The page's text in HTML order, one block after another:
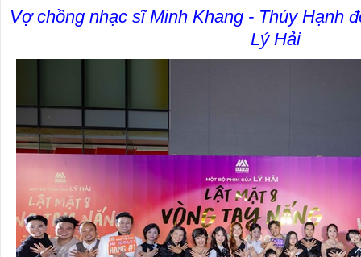
Vợ chồng nhạc sĩ Minh Khang - Thúy Hạnh
Lý Hải